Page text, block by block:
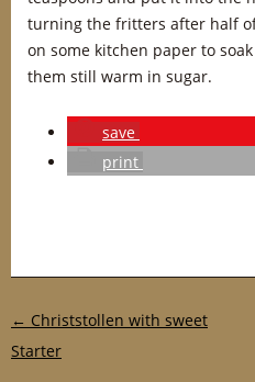
turning the fritters after half
on some kitchen paper to
them still warm in sugar.
save
print
Post navigation
← Christstollen with sweet
Starter